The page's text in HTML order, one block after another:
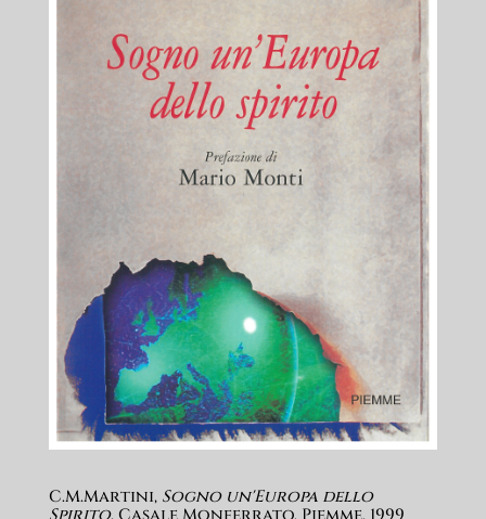
C.M.Martini, Sogno un'Europa dello